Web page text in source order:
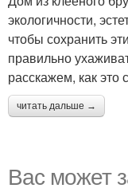
экологичности,
чтобы сохранить
правильно
расскажем, как это
читать дальше →
Вас может